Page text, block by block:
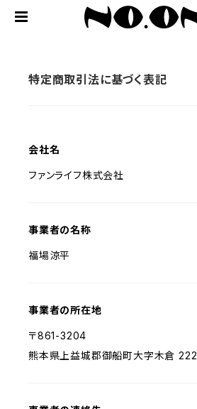
特定商取引法に基づく表記
会社名
ファンライフ株式会社
事業者の名称
福場涼平
事業者の所在地
〒861-3204
熊本県上益城郡御船町大字木倉 222